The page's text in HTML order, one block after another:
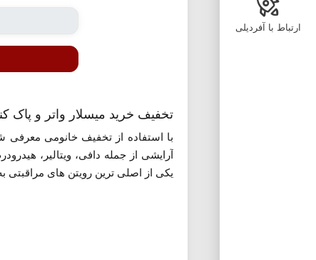
ارتباط با آفردیلی
تخفیف خرید میسلار واتر و پاک
آرایشی از جمله دافی، ویتالیر،
یکی از اصلی ترین رویتن های